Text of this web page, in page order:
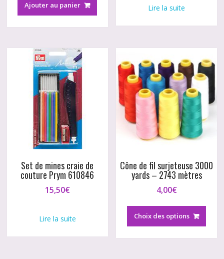
Ajouter au panier Lire la suite
Set de mines craie de
couture Prym 610846
15,50€
Lire la suite
Cône de fil surjeteuse 3000
yards – 2743 mètres
4,00€
Choix des options
Ce
a